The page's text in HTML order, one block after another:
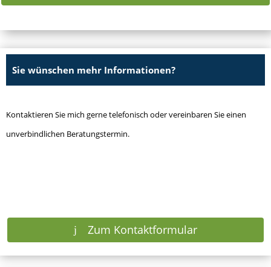
Sie wünschen mehr Informationen?
Kontaktieren Sie mich gerne telefonisch oder vereinbaren Sie einen
unverbindlichen Beratungstermin.
Zum Kontaktformular